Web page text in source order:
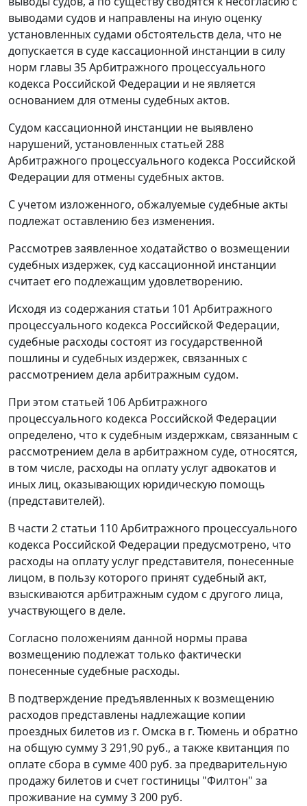
выводами судов и направлены на иную оценку
установленных судами обстоятельств дела, что не
допускается в суде кассационной инстанции в силу
норм главы 35Арбитражного процессуального
кодекса Российской Федерации и не является
основанием для отмены судебных актов.
Судом кассационной инстанции не выявлено
нарушений, установленных статьей 288
Арбитражного процессуального кодекса Российской
Федерации для отмены судебных актов.
С учетом изложенного, обжалуемые судебные акты
подлежат оставлению без изменения.
Рассмотрев заявленное ходатайство о возмещении
судебных издержек, суд кассационной инстанции
считает его подлежащим удовлетворению.
Исходя из содержания статьи 101 Арбитражного
процессуального кодекса Российской Федерации,
судебные расходы состоят из государственной
пошлины и судебных издержек, связанных с
рассмотрением дела арбитражным судом.
При этом статьей 106Арбитражного
процессуального кодекса Российской Федерации
определено, что к судебным издержкам, связанным с
рассмотрением дела в арбитражном суде, относятся,
в том числе, расходы на оплату услуг адвокатов и
иных лиц, оказывающих юридическую помощь
(представителей).
В части 2 статьи 110Арбитражного процессуального
кодекса Российской Федерации предусмотрено, что
расходы на оплату услуг представителя, понесенные
лицом, в пользу которого принят судебный акт,
взыскиваются арбитражным судом с другого лица,
участвующего в деле.
Согласно положениям данной нормы права
возмещению подлежат только фактически
понесенные судебные расходы.
В подтверждение предъявленных к возмещению
расходов представлены надлежащие копии
проездных билетов из г. Омска в г. Тюмень и обратно
на общую сумму 3 291,90 руб., а также квитанция по
оплате сбора в сумме 400 руб. за предварительную
продажу билетов и счет гостиницы "Филтон" за
проживание на сумму 3 200 руб.